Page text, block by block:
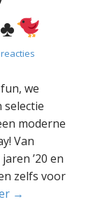
♣️
we
selectie
moderne
Van
’20 en
zelfs voor
→